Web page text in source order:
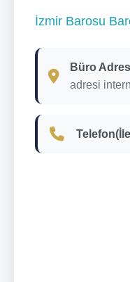
İzmir Barosu
Büro
adresi